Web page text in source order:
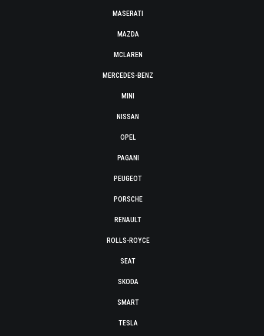
MASERATI
MAZDA
MCLAREN
MERCEDES-BENZ
MINI
NISSAN
OPEL
PAGANI
PEUGEOT
PORSCHE
RENAULT
ROLLS-ROYCE
SEAT
SKODA
SMART
TESLA